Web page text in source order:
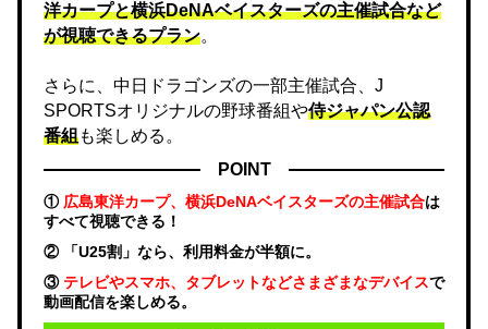
洋カープと横浜DeNAベイスターズの主催試合など
が視聴できるプラン。
さらに、中日ドラゴンズの一部主催試合、J
SPORTSオリジナルの野球番組や侍ジャパン公認
番組も楽しめる。
POINT
① 広島東洋カープ、横浜DeNAベイスターズの主催試合は
すべて視聴できる！
② 「U25割」なら、利用料金が半額に。
③ テレビやスマホ、タブレットなどさまざまなデバイスで
動画配信を楽しめる。